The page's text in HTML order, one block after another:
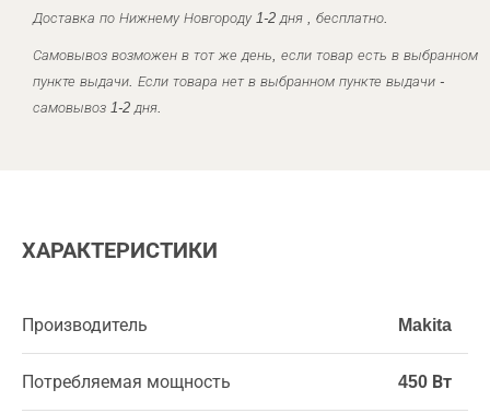
Доставка по Нижнему Новгороду 1-2 дня , бесплатно.
Самовывоз возможен в тот же день, если товар есть в выбранном
пункте выдачи. Если товара нет в выбранном пункте выдачи -
самовывоз 1-2 дня.
ХАРАКТЕРИСТИКИ
Производитель Makita
Потребляемая мощность 450 Вт